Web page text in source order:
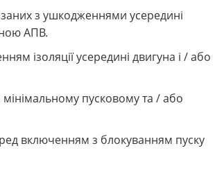
з ушкодженнями усередині
АПВ.
ізоляції усередині двигуна і / або
мінімальному пусковому та / або
включенням з блокуванням пуску